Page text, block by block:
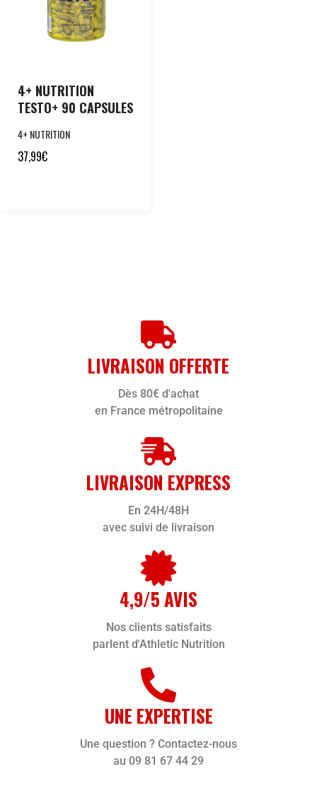
4+ NUTRITION
TESTO+ 90 CAPSULES
4+ NUTRITION
37,99€
LIVRAISON OFFERTE
Dès 80€ d'achat
en France métropolitaine
LIVRAISON EXPRESS
En 24H/48H
avec suivi de livraison
4,9/5 AVIS
Nos clients satisfaits
parlent d'Athletic Nutrition
UNE EXPERTISE
Une question ? Contactez-nous
au 09 81 67 44 29